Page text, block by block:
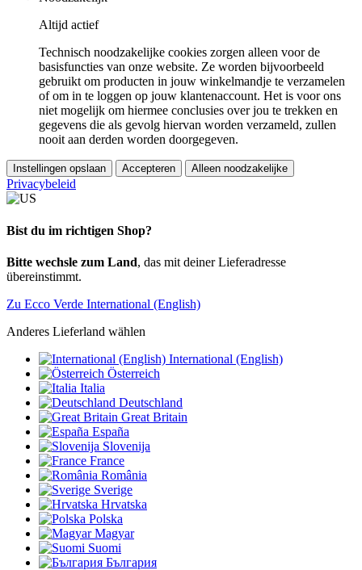
Altijd actief
Technisch noodzakelijke cookies zorgen alleen voor de
basisfuncties van onze website. Ze worden bijvoorbeeld
gebruikt om producten in jouw winkelmandje te verzamelen
of om in te loggen op jouw klantenaccount. Het is voor ons
niet mogelijk om hiermee conclusies over jou te trekken en
gegevens die als gevolg hiervan worden verzameld, zullen
nooit aan derden worden doorgegeven.
Instellingen opslaan Accepteren Alleen noodzakelijke
Privacybeleid
Bist du im richtigen Shop?
Bitte wechsle zum Land, das mit deiner Lieferadresse
übereinstimmt.
Zu Ecco Verde International (English)
Anderes Lieferland wählen
International (English)
Österreich
Italia
Deutschland
Great Britain
España
Slovenija
France
România
Sverige
Hrvatska
Polska
Magyar
Suomi
България